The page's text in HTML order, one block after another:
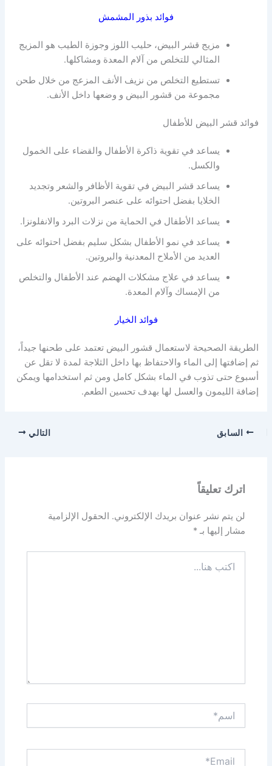
فوائد بذور المشمش
مزيج قشر البيض، حليب اللوز وجوزة الطيب هو المزيج
المثالي للتخلص من آلام المعدة ومشاكلها.
تستطيع التخلص من نزيف الأنف المزعج من خلال طحن
مجموعة من قشور البيض و وضعها داخل الأنف.
فوائد قشر البيض للأطفال
يساعد في تقوية ذاكرة الأطفال والقضاء على الخمول
والكسل.
يساعد قشر البيض في تقوية الأظافر والشعر وتجديد
الخلايا بفضل احتوائه على عنصر البروتين.
يساعد الأطفال في الحماية من نزلات البرد والانفلونزا.
يساعد في نمو الأطفال بشكل سليم بفضل احتوائه على
العديد من الأملاح المعدنية والبروتين.
يساعد في علاج مشكلات الهضم عند الأطفال والتخلص
من الإمساك وآلام المعدة.
فوائد الخيار
الطريقة الصحيحة لاستعمال قشور البيض تعتمد على طحنها جيداً،
ثم إضافتها إلى الماء والاحتفاظ بها داخل الثلاجة لمدة لا تقل عن
أسبوع حتى تذوب في الماء بشكل كامل ومن ثم استخدامها ويمكن
إضافة الليمون والعسل لها بهدف تحسين الطعم.
السابق التالي
اترك تعليقاً
لن يتم نشر عنوان بريدك الإلكتروني. الحقول الإلزامية
مشار إليها بـ*
هنا...